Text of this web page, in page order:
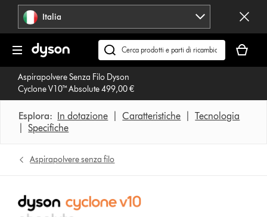
navigazione Italia
Cerca
su
dyson.it
carrello
è
Aspirapolvere Senza Filo Dyson
Cyclone V10™ Absolute 499,00 €
Esplora: In dotazione |Caratteristiche |Tecnologia
|Specifiche
Aspirapolvere senza filo